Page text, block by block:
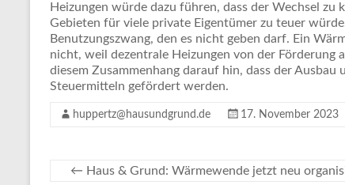
Heizungen würde dazu führen, dass der Wechsel
Gebieten für viele private Eigentümer zu teuer
Benutzungszwang, den es nicht geben darf. Ein
nicht, weil dezentrale Heizungen von der Förderung
diesem Zusammenhang darauf hin, dass der
Steuermitteln gefördert werden.
huppertz@hausundgrund.de 17. November 2023
← Haus & Grund: Wärmewende jetzt neu